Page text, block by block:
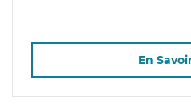
En